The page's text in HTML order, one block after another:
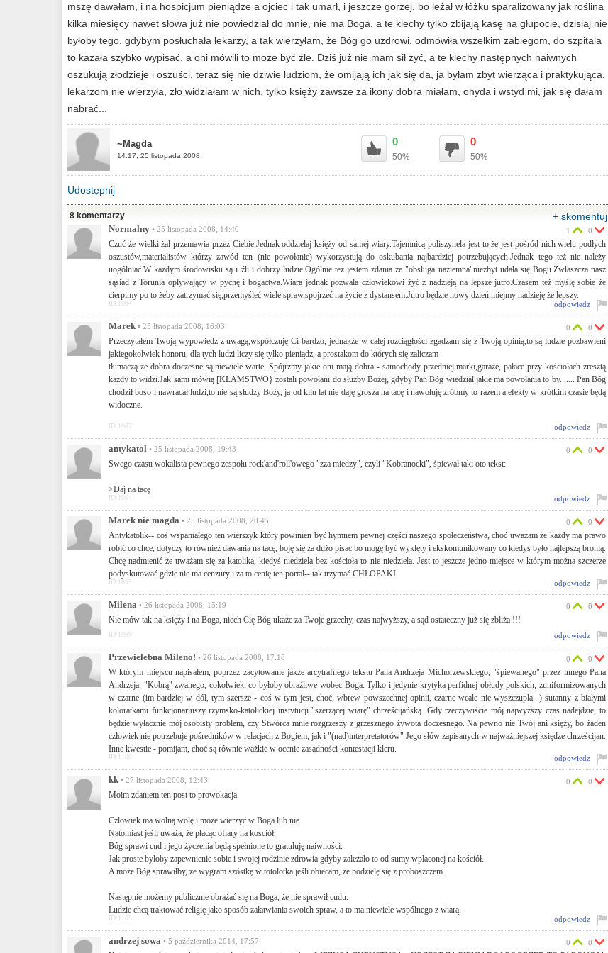
mszę dawałam, i na hospicjum pieniądze a ojciec i tak umarł, i jeszcze gorzej, bo leżał w łóżku sparaliżowany jak roślina
kilka miesięcy nawet słowa już nie powiedział do mnie, nie ma Boga, a te klechy tylko zbijają kasę na głupocie, dzisiaj nie
byłoby tego, gdybym posłuchała lekarzy, a tak wierzyłam, że Bóg go uzdrowi, odmówiła wszelkim zabiegom, do szpitala
to kazała szybko wypisać, a oni mówili to moze być źle. Dziś już nie mam sił żyć, a te klechy następnych naiwnych
oszukują złodzieje i oszuści, teraz się nie dziwie ludziom, że omijają ich jak się da, ja byłam zbyt wierząca i praktykująca,
lekarzom nie wierzyła, zło widziałam w nich, tylko księży zawsze za ikony dobra miałam, ohyda i wstyd mi, jak się dałam
nabrać...
~Magda
14:17, 25 listopada 2008
0
50%
0
50%
Udostępnij
8 komentarzy + skomentuj
Normalny • 25 listopada 2008, 14:40
Czuć że wielki żal przemawia przez Ciebie.Jednak oddzielaj księży od samej wiary.Tajemnicą poliszynela jest to że jest pośród nich wielu podłych
oszustów,materialistów którzy zawód ten (nie powołanie) wykorzystują do oskubania najbardziej potrzebujących.Jednak tego też nie należy
uogólniać.W każdym środowisku są i źli i dobrzy ludzie.Ogólnie też jestem zdania że "obsługa naziemna"niezbyt udała się Bogu.Zwłaszcza nasz
sąsiad z Torunia opływający w pychę i bogactwa.Wiara jednak pozwala człowiekowi żyć z nadzieją na lepsze jutro.Czasem też myślę sobie że
cierpimy po to żeby zatrzymać się,przemyśleć wiele spraw,spojrzeć na życie z dystansem.Jutro będzie nowy dzień,miejmy nadzieję że lepszy.
1 0
odpowiedz
ID:1084
Marek • 25 listopada 2008, 16:03
Przeczytałem Twoją wypowiedz z uwagą,współczuję Ci bardzo, jednakże w całej rozciągłości zgadzam się z Twoją opinią,to są ludzie pozbawieni
jakiegokolwiek honoru, dla tych ludzi liczy się tylko pieniądz, a prostakom do których się zaliczam
tłumaczą że dobra doczesne są niewiele warte. Spójrzmy jakie oni mają dobra - samochody przedniej marki,garaże, pałace przy kościołach zresztą
każdy to widzi.Jak sami mówią [KŁAMSTWO} zostali powołani do służby Bożej, gdyby Pan Bóg wiedział jakie ma powołania to by....... Pan Bóg
chodził boso i nawracał ludzi,to nie są słudzy Boży, ja od kilu lat nie daję grosza na tacę i nawołuję zróbmy to razem a efekty w krótkim czasie będą
widoczne.
0 0
odpowiedz
ID:1087
antykatol • 25 listopada 2008, 19:43
Swego czasu wokalista pewnego zespołu rock'and'roll'owego "zza miedzy", czyli "Kobranocki", śpiewał taki oto tekst:
>Daj na tacę
0 0
odpowiedz
ID:1094
Marek nie magda • 25 listopada 2008, 20:45
Antykatolik-- coś wspaniałego ten wierszyk który powinien być hymnem pewnej części naszego społeczeństwa, choć uważam że każdy ma prawo
robić co chce, dotyczy to również dawania na tacę, boję się za dużo pisać bo mogę być wyklęty i ekskomunikowany co kiedyś było najlepszą bronią.
Chcę nadmienić że uważam się za katolika, kiedyś niedziela bez kościoła to nie niedziela. Jest to jeszcze jedno miejsce w którym można szczerze
podyskutować gdzie nie ma cenzury i za to cenię ten portal-- tak trzymać CHŁOPAKI
0 0
odpowiedz
ID:1095
Milena • 26 listopada 2008, 15:19
Nie mów tak na księży i na Boga, niech Cię Bóg ukaże za Twoje grzechy, czas najwyższy, a sąd ostateczny już się zbliża !!!
0 0
odpowiedz
ID:1099
Przewielebna Mileno! • 26 listopada 2008, 17:18
W którym miejscu napisałem, poprzez zacytowanie jakże arcytrafnego tekstu Pana Andrzeja Michorzewskiego, "śpiewanego" przez innego Pana
Andrzeja, "Kobrą" zwanego, cokolwiek, co byłoby obraźliwe wobec Boga. Tylko i jedynie krytyka perfidnej obłudy polskich, zuniformizowanych
w czarne (im bardziej w dół, tym szersze - coś w tym jest, choć, wbrew powszechnej opinii, czarne wcale nie wyszczupla...) sutanny z białymi
koloratkami funkcjonariuszy rzymsko-katolickiej instytucji "szerzącej wiarę" chrześcijańską. Gdy rzeczywiście mój najwyższy czas nadejdzie, to
będzie wyłącznie mój osobisty problem, czy Stwórca mnie rozgrzeszy z grzesznego żywota doczesnego. Na pewno nie Twój ani księży, bo żaden
człowiek nie potrzebuje pośredników w relacjach z Bogiem, jak i "(nad)interpretatorów" Jego słów zapisanych w najważniejszej księdze chrześcijan.
Inne kwestie - pomijam, choć są równie ważkie w ocenie zasadności kontestacji kleru.
0 0
odpowiedz
ID:1100
kk • 27 listopada 2008, 12:43
Moim zdaniem ten post to prowokacja.
Człowiek ma wolną wolę i może wierzyć w Boga lub nie.
Natomiast jeśli uważa, że płacąc ofiary na kościół,
Bóg sprawi cud i jego życzenia będą spełnione to gratuluję naiwności.
Jak proste byłoby zapewnienie sobie i swojej rodzinie zdrowia gdyby zależało to od sumy wpłaconej na kościół.
A może Bóg sprawiłby, ze wygram szóstkę w totolotka jeśli obiecam, że podzielę się z proboszczem.
Następnie możemy publicznie obrażać się na Boga, że nie sprawił cudu.
Ludzie chcą traktować religię jako sposób załatwiania swoich spraw, a to ma niewiele wspólnego z wiarą.
0 0
odpowiedz
ID:1105
andrzej sowa • 5 października 2014, 17:57 0 0